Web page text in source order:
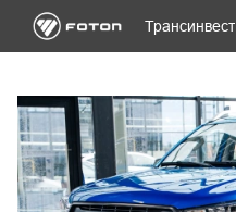
Трансинвест